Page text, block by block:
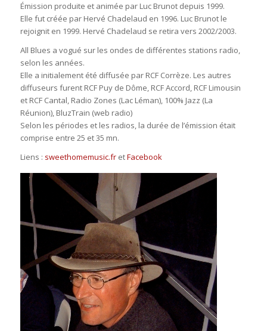
Émission produite et animée par Luc Brunot depuis 1999.
Elle fut créée par Hervé Chadelaud en 1996. Luc Brunot le
rejoignit en 1999. Hervé Chadelaud se retira vers 2002/2003.
All Blues a vogué sur les ondes de différentes stations radio,
selon les années.
Elle a initialement été diffusée par RCF Corrèze. Les autres
diffuseurs furent RCF Puy de Dôme, RCF Accord, RCF Limousin
et RCF Cantal, Radio Zones (Lac Léman), 100% Jazz (La
Réunion), BluzTrain (web radio)
Selon les périodes et les radios, la durée de l’émission était
comprise entre 25 et 35 mn.
Liens : sweethomemusic.fretFacebook